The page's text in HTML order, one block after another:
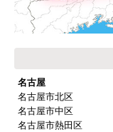
名古屋
名古屋市北区
名古屋市中区
名古屋市熱田区